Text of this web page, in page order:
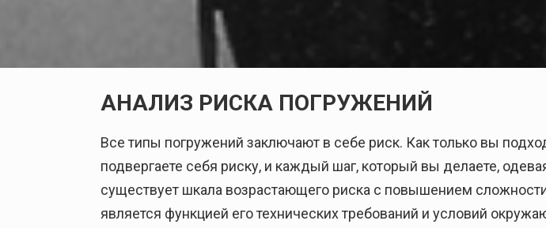
АНАЛИЗ РИСКА ПОГРУЖЕНИЙ
Все типы погружений заключают в себе риск. Как только вы
подвергаете себя риску, и каждый шаг, который вы делаете,
существует шкала возрастающего риска с повышением
является функцией его технических требований и условий